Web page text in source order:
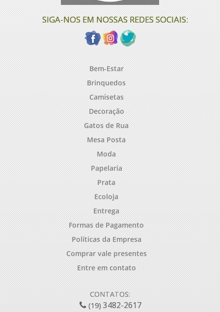
SIGA-NOS EM NOSSAS REDES SOCIAIS:
Bem-Estar
Brinquedos
Camisetas
Decoração
Gatos de Rua
Mesa Posta
Moda
Papelaria
Prata
Ecoloja
Entrega
Formas de Pagamento
Políticas da Empresa
Comprar vale presentes
Entre em contato
CONTATOS:
(19)3482-2617